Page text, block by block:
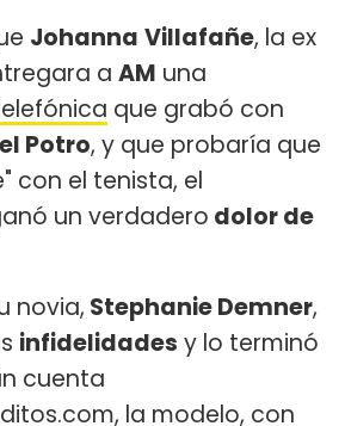
Johanna Villafañe, la ex
a AM una
que grabó con
Potro, y que probaría que
con el tenista, el
un verdadero dolor de
novia, Stephanie Demner,
infidelidades y lo terminó
cuenta
la modelo, con